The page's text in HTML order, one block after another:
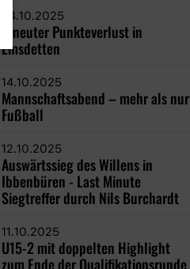
24.10.2025
Erneuter Punkteverlust in
Emsdetten
14.10.2025
Mannschaftsabend – mehr als nur
Fußball
12.10.2025
Auswärtssieg des Willens in
Ibbenbüren - Last Minute
Siegtreffer durch Nils Burchardt
11.10.2025
U15-2 mit doppelten Highlight
zum Ende der Qualifikationsrunde